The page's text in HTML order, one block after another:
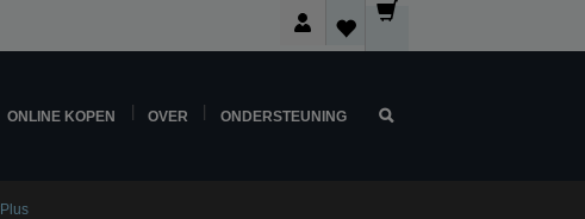
ONLINE KOPEN OVER ONDERSTEUNING